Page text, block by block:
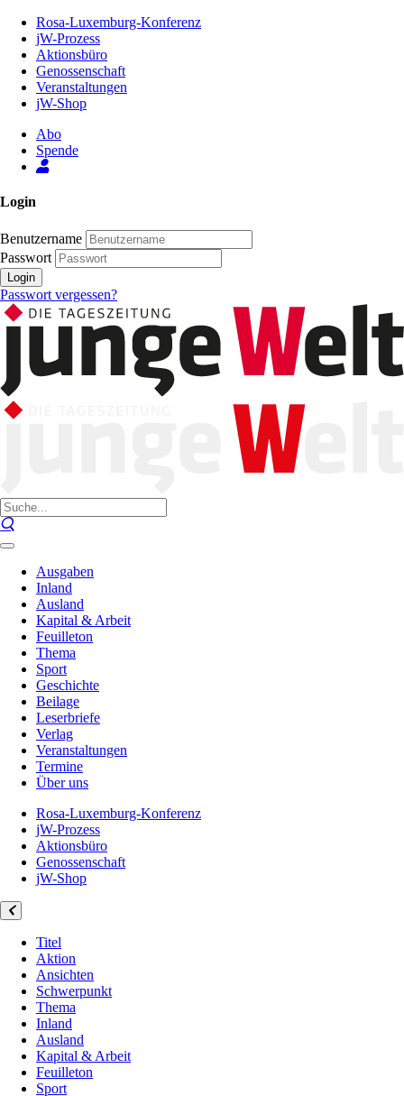
Inhalt
Seite
Rosa-Luxemburg-Konferenz
jW-Prozess
Aktionsbüro
Genossenschaft
Veranstaltungen
jW-Shop
Abo
Spende
Login
Benutzername
Passwort
Login
Passwort vergessen?
Ausgaben
Inland
Ausland
Kapital & Arbeit
Feuilleton
Thema
Sport
Geschichte
Beilage
Leserbriefe
Verlag
Veranstaltungen
Termine
Über uns
Rosa-Luxemburg-Konferenz
jW-Prozess
Aktionsbüro
Genossenschaft
jW-Shop
Titel
Aktion
Ansichten
Schwerpunkt
Thema
Inland
Ausland
Kapital & Arbeit
Feuilleton
Sport